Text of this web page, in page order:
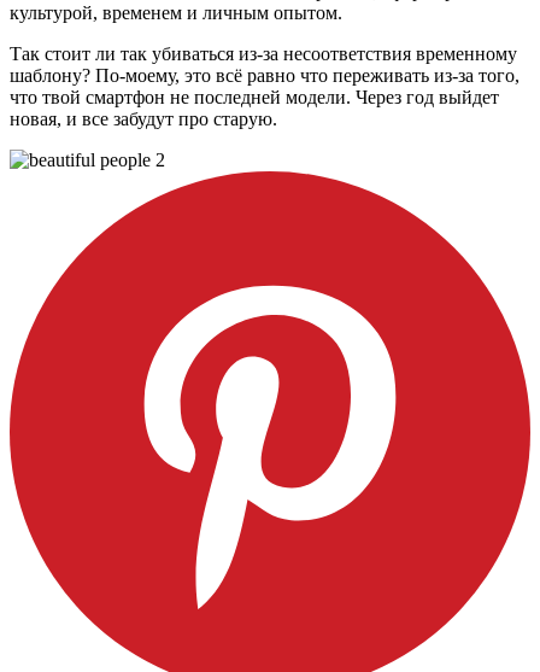
культурой, временем и личным опытом.
Так стоит ли так убиваться из-за несоответствия временному
шаблону? По-моему, это всё равно что переживать из-за того,
что твой смартфон не последней модели. Через год выйдет
новая, и все забудут про старую.